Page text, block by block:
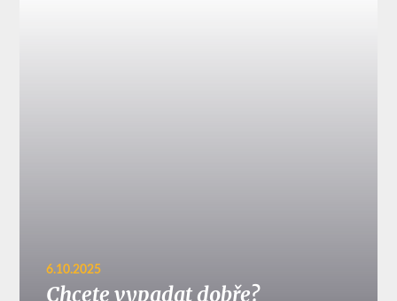
6.10.2025
Chcete vypadat dobře?